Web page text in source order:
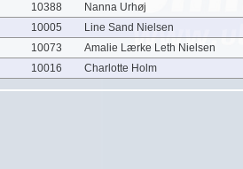
10388 Nanna Urhøj
10005 Line Sand Nielsen
10073 Amalie Lærke Leth Nielsen
10016 Charlotte Holm